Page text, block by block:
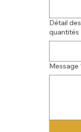
Détail
quantités
Message